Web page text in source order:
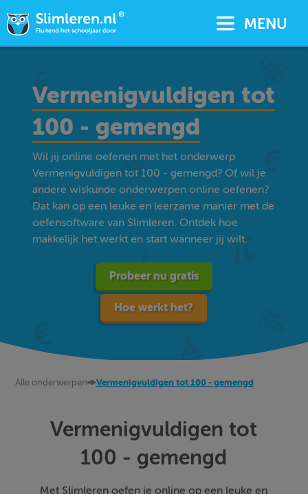
MENU
Vermenigvuldigen tot
100 - gemengd
Wil jij online oefenen met het onderwerp
Vermenigvuldigen tot 100 - gemengd? Of wil je
andere wiskunde onderwerpen online oefenen?
Dat kan op een leuke en leerzame manier met de
oefensoftware van Slimleren. Ontdek hoe
makkelijk het werkt en start wanneer jij wilt.
Probeer nu gratis
Hoe werkt het?
Alle onderwerpen Vermenigvuldigen tot 100 - gemengd
Vermenigvuldigen tot
100 - gemengd
Met Slimleren oefen je online op een leuke en